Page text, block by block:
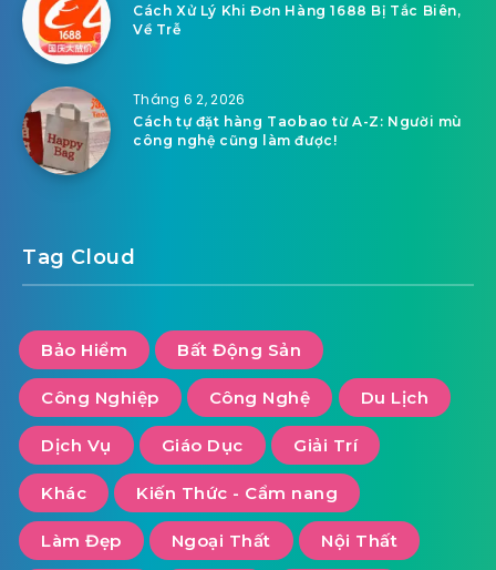
Cách Xử Lý Khi Đơn Hàng 1688 Bị Tắc Biên,
Về Trễ
Tháng 6 2, 2026
Cách tự đặt hàng Taobao từ A-Z: Người mù
công nghệ cũng làm được!
Tag Cloud
Bảo Hiểm Bất Động Sản
Công Nghiệp Công Nghệ Du Lịch
Dịch Vụ Giáo Dục Giải Trí
Khác Kiến Thức - Cẩm nang
Làm Đẹp Ngoại Thất Nội Thất